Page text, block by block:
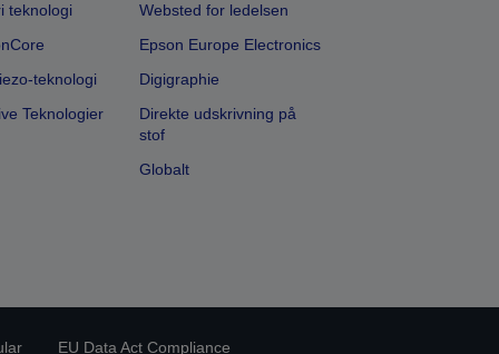
teknologi
teknologi
Teknologier
Websted for ledelsen
Epson Europe Electronics
Digigraphie
Direkte udskrivning på
stof
Globalt
EU Data Act Compliance